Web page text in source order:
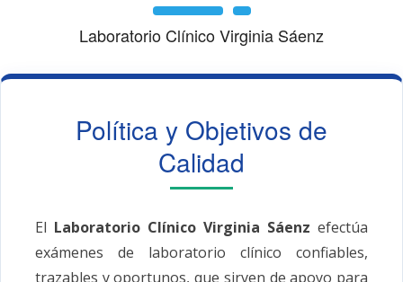
Laboratorio Clínico Virginia Sáenz
Política y Objetivos de
Calidad
El Laboratorio Clínico Virginia Sáenz efectúa
exámenes de laboratorio clínico confiables,
trazables y oportunos, que sirven de apoyo para